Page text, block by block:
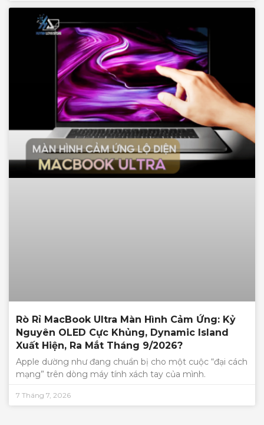
Rò Rỉ MacBook Ultra Màn Hình Cảm Ứng: Kỷ
Nguyên OLED Cực Khủng, Dynamic Island
Xuất Hiện, Ra Mắt Tháng 9/2026?
Apple dường như đang chuẩn bị cho một cuộc “đại cách
mạng” trên dòng máy tính xách tay của mình.
7 Tháng 7, 2026